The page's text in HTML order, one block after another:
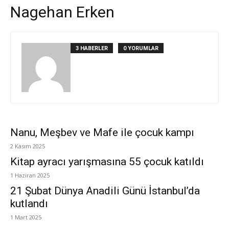
Nagehan Erken
3 HABERLER 0 YORUMLAR
Nanu, Meşbev ve Mafe ile çocuk kampı
2 Kasım 2025
Kitap ayracı yarışmasına 55 çocuk katıldı
1 Haziran 2025
21 Şubat Dünya Anadili Günü İstanbul’da
kutlandı
1 Mart 2025